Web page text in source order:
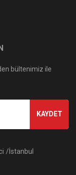
bültenimiz ile
KAYDET
/İstanbul